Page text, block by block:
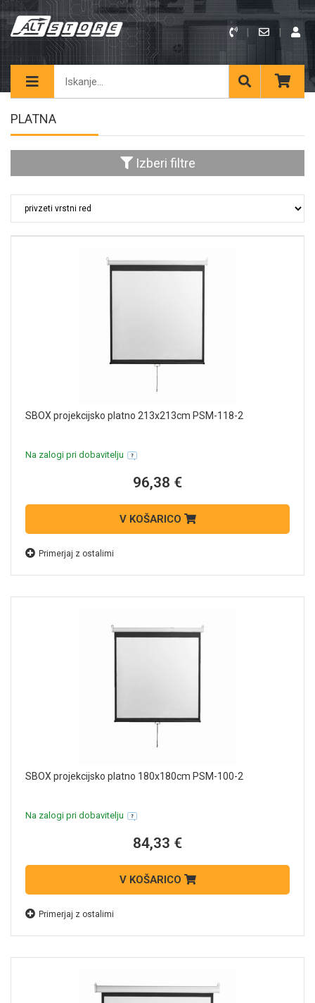
PLATNA
Izberi filtre
SBOX projekcijsko platno 213x213cm PSM-118-2
Na zalogi pri dobavitelju
96,38 €
V KOŠARICO
Primerjaj z ostalimi
SBOX projekcijsko platno 180x180cm PSM-100-2
Na zalogi pri dobavitelju
84,33 €
V KOŠARICO
Primerjaj z ostalimi